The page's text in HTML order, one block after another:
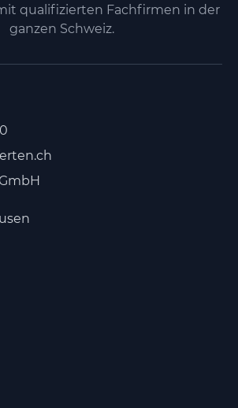
qualifizierten Fachfirmen in der
ganzen Schweiz.